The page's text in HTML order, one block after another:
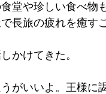
堂や珍しい食べ物
長旅の疲れを癒す
かけてきた。
がいいよ。王様に